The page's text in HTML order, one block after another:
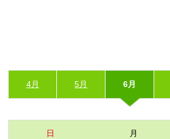
4月 5月 6月
日 月